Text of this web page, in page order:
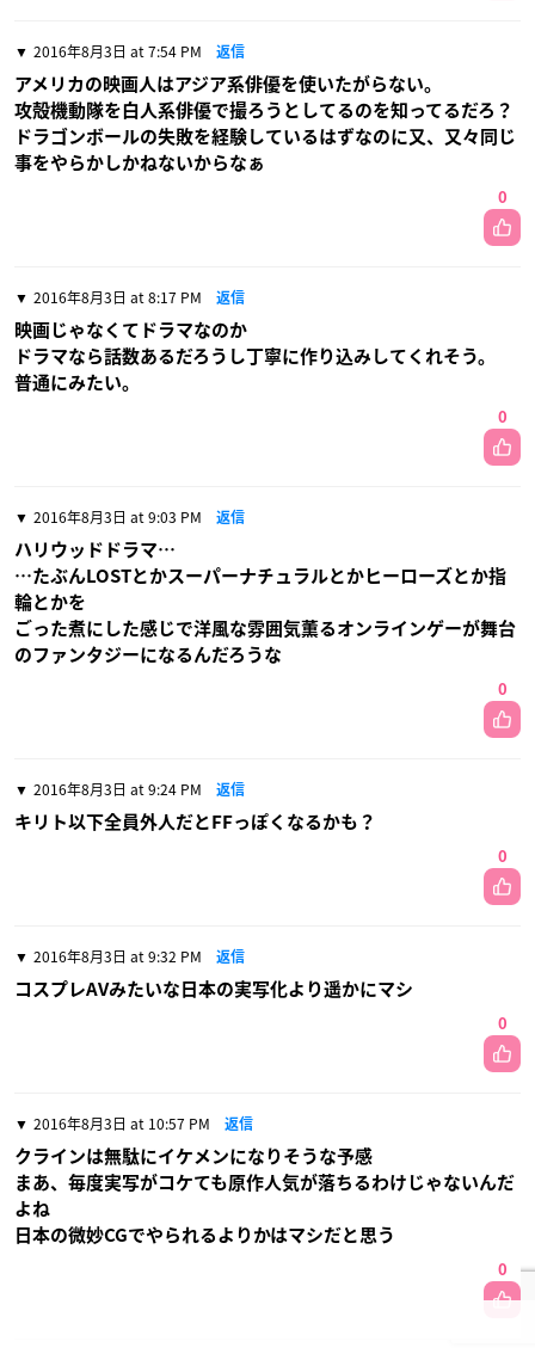
2016年8月3日 at 7:54 PM 返信
アメリカの映画人はアジア系俳優を使いたがらない。
攻殻機動隊を白人系俳優で撮ろうとしてるのを知ってるだろ？
ドラゴンボールの失敗を経験しているはずなのに又、又々同じ
事をやらかしかねないからなぁ
0
2016年8月3日 at 8:17 PM 返信
映画じゃなくてドラマなのか
ドラマなら話数あるだろうし丁寧に作り込みしてくれそう。
普通にみたい。
0
2016年8月3日 at 9:03 PM 返信
ハリウッドドラマ…
…たぶんLOSTとかスーパーナチュラルとかヒーローズとか指
輪とかを
ごった煮にした感じで洋風な雰囲気薫るオンラインゲーが舞台
のファンタジーになるんだろうな
0
2016年8月3日 at 9:24 PM 返信
キリト以下全員外人だとFFっぽくなるかも？
0
2016年8月3日 at 9:32 PM 返信
コスプレAVみたいな日本の実写化より遥かにマシ
0
2016年8月3日 at 10:57 PM 返信
クラインは無駄にイケメンになりそうな予感
まあ、毎度実写がコケても原作人気が落ちるわけじゃないんだ
よね
日本の微妙CGでやられるよりかはマシだと思う
0